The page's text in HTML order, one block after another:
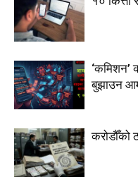
‘कमिशन’
बुझाउन
करोडौँको